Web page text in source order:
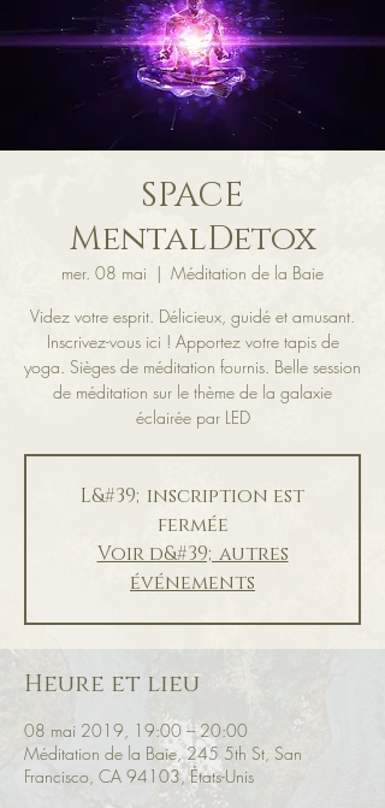
SPACE
MentalDetox
mer. 08 mai
  |
Méditation de la Baie
Videz votre esprit. Délicieux, guidé et amusant.
Inscrivez-vous ici ! Apportez votre tapis de
yoga. Sièges de méditation fournis. Belle session
de méditation sur le thème de la galaxie
éclairée par LED
L&#39;inscription est
fermée
Voir d&#39;autres
événements
Heure et lieu
08 mai 2019, 19:00 – 20:00
Méditation de la Baie, 245 5th St, San
Francisco, CA 94103, États-Unis